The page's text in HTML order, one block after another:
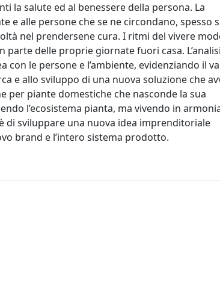
la salute ed al benessere della persona. La
e alle persone che se ne circondano, spesso
nel prendersene cura. I ritmi del vivere
delle proprie giornate fuori casa.
le persone e l’ambiente, evidenziando il
e allo sviluppo di una nuova soluzione che
per piante domestiche che nasconde la sua
l’ecosistema pianta, ma vivendo in
di sviluppare una nuova idea imprenditoriale
brand e l’intero sistema prodotto.